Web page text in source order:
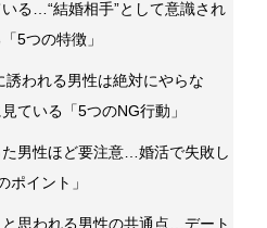
る…“結婚相手”として意識され
5つの特徴」
誘われる男性は絶対にやらな
ている「5つのNG行動」
男性ほど要注意…婚活で失敗し
ポイント」
と思われる男性の共通点…デート